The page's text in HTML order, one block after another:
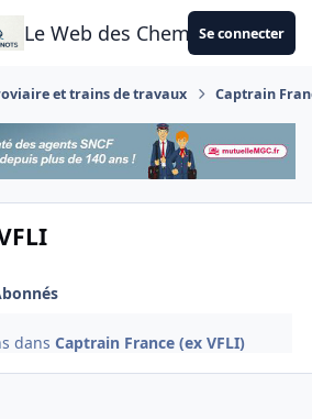
Le Web des CheminotsSe connecter
et trains de travaux Captrain
dansCaptrain France (ex VFLI)